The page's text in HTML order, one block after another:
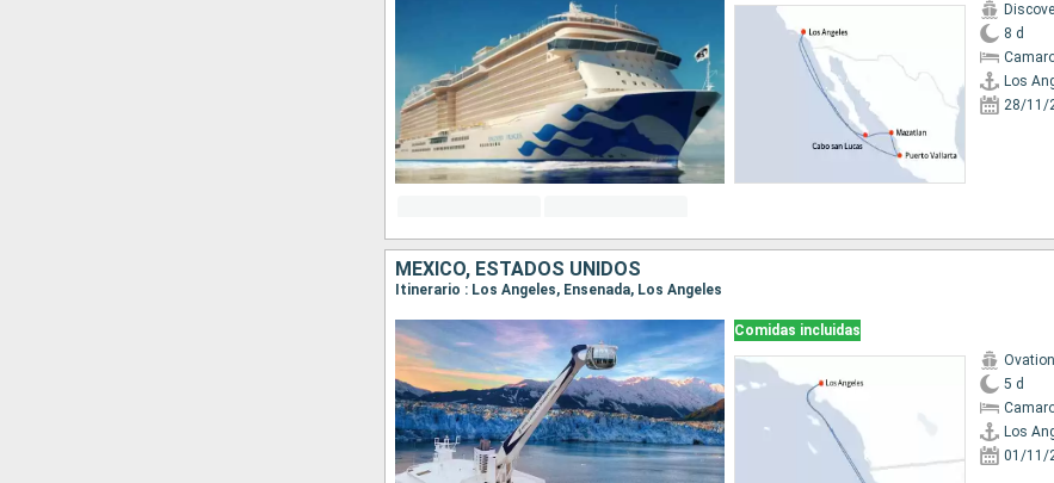
8 d
Los
28/11/
MÉXICO, ESTADOS UNIDOS
Itinerario : Los Angeles, Ensenada, Los Angeles
Comidas incluidas
5 d
Los
01/11/